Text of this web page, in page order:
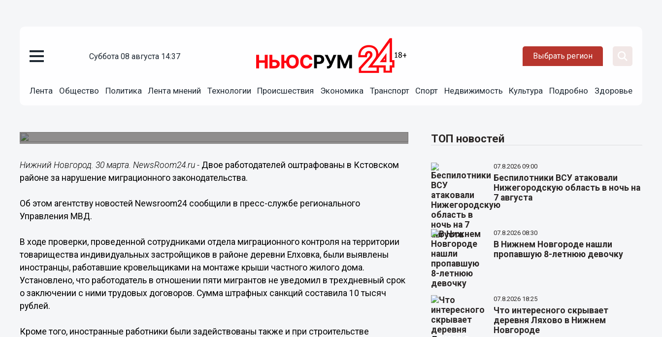
суббота 08 августа 14:37 Выбрать регион
Лента Общество Политика Лента мнений Технологии Происшествия Экономика Транспорт Спорт Недвижимость Культура Подробно Здоровье
Двое работодателей нарушили миграционное
Нижний Новгород. 30 марта. NewsRoom24.ru - Двое работодателей оштрафованы в Кстовском
районе за нарушение миграционного законодательства.
Об этом агентству новостей Newsroom24 сообщили в пресс-службе регионального
Управления МВД.
В ходе проверки, проведенной сотрудниками отдела миграционного контроля на территории
товарищества индивидуальных застройщиков в районе деревни Елховка, были выявлены
иностранцы, работавшие кровельщиками на монтаже крыши частного жилого дома.
Установлено, что работодатель в отношении пяти мигрантов не уведомил в трехдневный срок
о заключении с ними трудовых договоров. Сумма штрафных санкций составила 10 тысяч
рублей.
Кроме того, иностранные работники были задействованы также и при строительстве
ТОП новостей
07.8.2026 09:00
Беспилотники ВСУ атаковали
Нижегородскую область в ночь на
7 августа
07.8.2026 08:30
В Нижнем Новгороде нашли
пропавшую 8-летнюю девочку
07.8.2026 18:25
Что интересного скрывает
деревня Ляхово в Нижнем
Новгороде